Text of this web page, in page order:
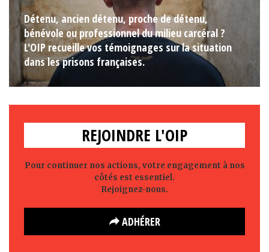
Détenu, ancien détenu, proche de détenu,
bénévole ou professionnel du milieu carcéral ?
L'OIP recueille vos témoignages sur la situation
dans les prisons françaises.
REJOINDRE L'OIP
Pour continuer nos actions, votre engagement à nos
côtés est essentiel.
Rejoignez-nous.
ADHÉRER